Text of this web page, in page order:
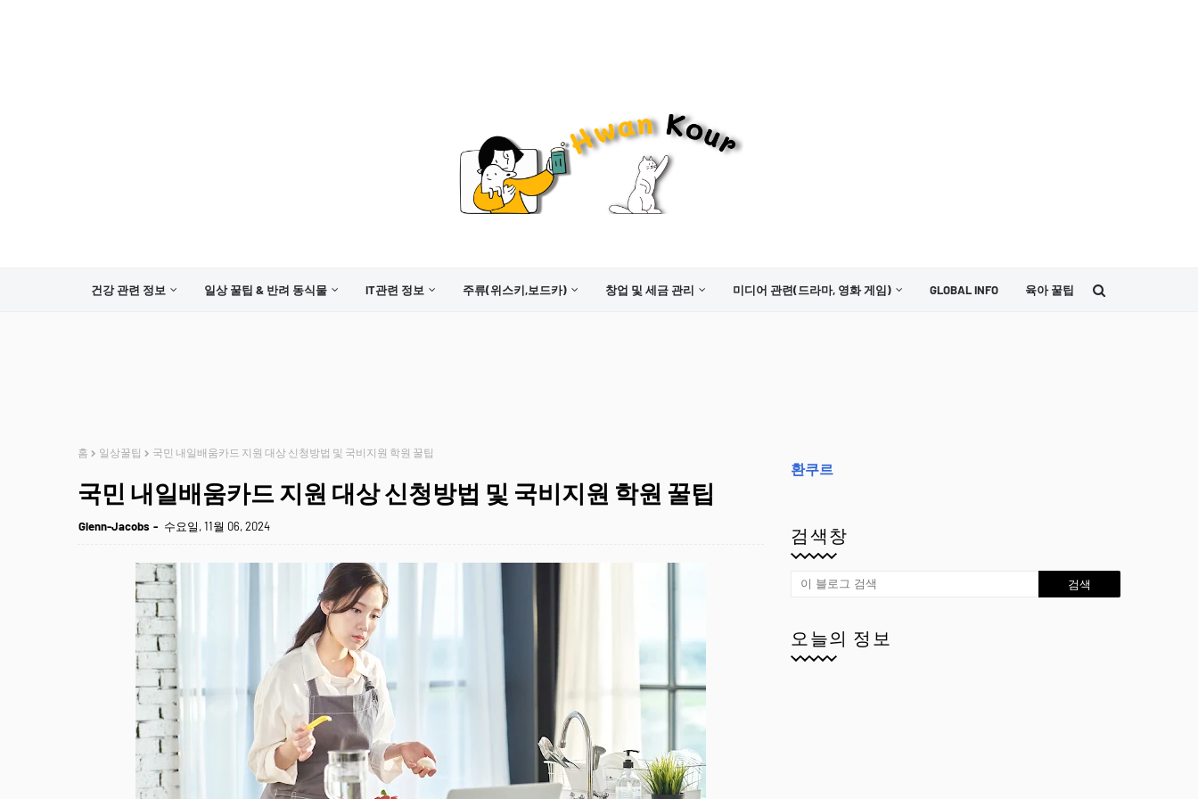
건강 관련 정보 일상 꿀팁 & 반려 동식물 IT관련 정보 주류(위스키,보드카) 창업 및 세금 관리 미디어 관련(드라마, 영화 게임) GLOBAL INFO 육아 꿀팁
홈 일상꿀팁 국민 내일배움카드 지원 대상 신청방법 및 국비지원 학원 꿀팁
국민 내일배움카드 지원 대상 신청방법 및 국비지원 학원 꿀팁
Glenn-Jacobs 수요일, 11월 06, 2024
환쿠르
검색창
오늘의 정보